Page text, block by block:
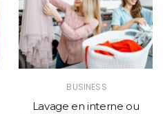
BUSINESS
Lavage en interne ou